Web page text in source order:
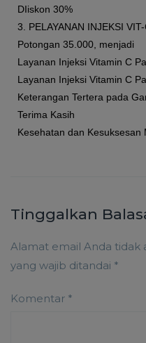
DIiskon 30%
3. PELAYANAN INJEKSI
Potongan 35.000, menjadi
Layanan Injeksi Vitamin C
Layanan Injeksi Vitamin C
Keterangan Tertera pada
Terima Kasih
Kesehatan dan Kesuksesan
Tinggalkan
Alamat email Anda tidak
yang wajib ditandai *
Komentar *